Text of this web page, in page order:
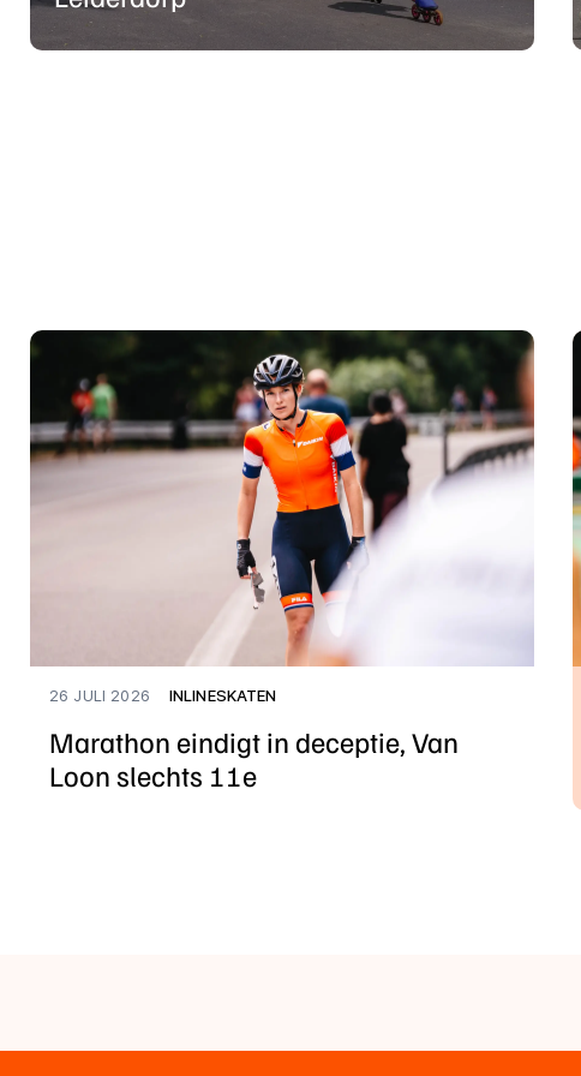
26 JULI 2026 INLINESKATEN
Marathon eindigt in deceptie, Van
Loon slechts 11e